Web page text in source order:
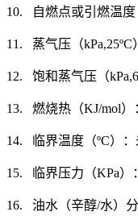
10. 自燃点或引燃温度
11. 蒸气压（kPa,25ºC
12. 饱和蒸气压（
13. 燃烧热（KJ/mol）
14. 临界温度（ºC）：
15. 临界压力（KPa）
16. 油水（辛醇/水）